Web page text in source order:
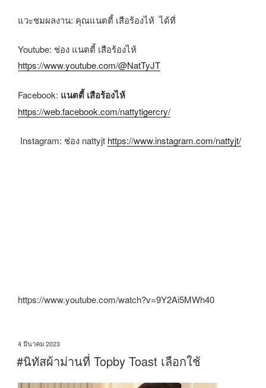
แวะชมผลงาน: คุณแนตตี้ เสือร้องไห้ ได้ที่
Youtube: ช่อง แนตตี้ เสือร้องไห้
https://www.youtube.com/@NatTyJT
Facebook: แนตตี้ เสือร้องไห้
https://web.facebook.com/nattytigercry/
Instagram: ช่อง nattyjt https://www.instagram.com/nattyjt/
https://www.youtube.com/watch?v=9Y2Ai5MWh40
4 มีนาคม 2023
#นิทัสผ้าม่านที่ Topby Toast เลือกใช้